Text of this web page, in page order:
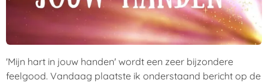
'Mijn hart in jouw handen' wordt een zeer bijzondere
feelgood. Vandaag plaatste ik onderstaand bericht op de